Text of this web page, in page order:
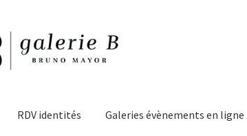
RDV identités Galeries évènements en ligne